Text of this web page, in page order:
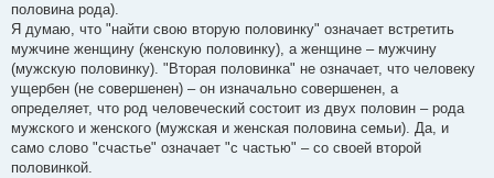
половина рода).
Я думаю, что "найти свою вторую половинку" означает встретить
мужчине женщину (женскую половинку), а женщине – мужчину
(мужскую половинку). "Вторая половинка" не означает, что человеку
ущербен (не совершенен) – он изначально совершенен, а
определяет, что род человеческий состоит из двух половин – рода
мужского и женского (мужская и женская половина семьи). Да, и
само слово "счастье" означает "с частью" – со своей второй
половинкой.